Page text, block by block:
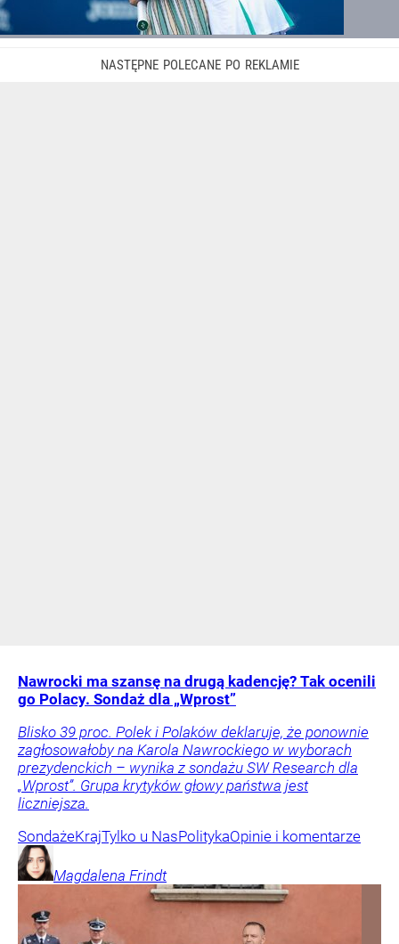
Nawrocki ma szansę na drugą kadencję? Tak ocenili
go Polacy. Sondaż dla „Wprost”
Blisko 39 proc. Polek i Polaków deklaruje, że ponownie
zagłosowałoby na Karola Nawrockiego w wyborach
prezydenckich – wynika z sondażu SW Research dla
„Wprost”. Grupa krytyków głowy państwa jest
liczniejsza.
SondażeKrajTylko u NasPolitykaOpinie i komentarze
Magdalena Frindt